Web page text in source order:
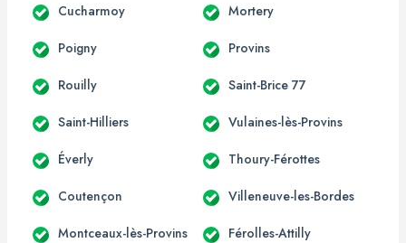
Cucharmoy Mortery
Poigny Provins
Rouilly Saint-Brice 77
Saint-Hilliers Vulaines-lès-Provins
Éverly Thoury-Férottes
Coutençon Villeneuve-les-Bordes
Montceaux-lès-Provins Férolles-Attilly